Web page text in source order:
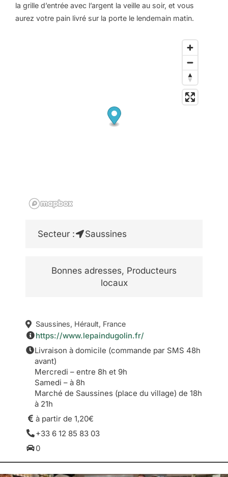
la grille d’entrée avec l’argent la veille au soir, et vous
aurez votre pain livré sur la porte le lendemain matin.
Secteur : Saussines
Bonnes adresses, Producteurs
locaux
Saussines, Hérault, France
https://www.lepaindugolin.fr/
Livraison à domicile (commande par SMS 48h
avant)
Mercredi – entre 8h et 9h
Samedi – à 8h
Marché de Saussines (place du village) de 18h
à 21h
à partir de 1,20€
+33 6 12 85 83 03
0